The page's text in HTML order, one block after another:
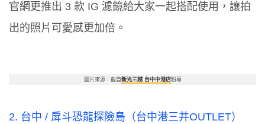
官網更推出 3 款 IG 濾鏡給大家一起搭配使用，讓拍
出的照片可愛感更加倍。
圖片來源：截自新光三越 台中中港店粉專
2. 台中 / 戽斗恐龍探險島 （台中港三井OUTLET）